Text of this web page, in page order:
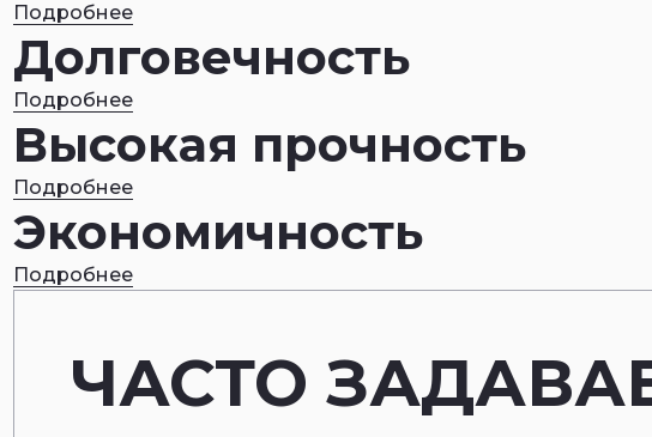
Подробнее
Долговечность
Подробнее
Высокая прочность
Подробнее
Экономичность
Подробнее
ЧАСТО